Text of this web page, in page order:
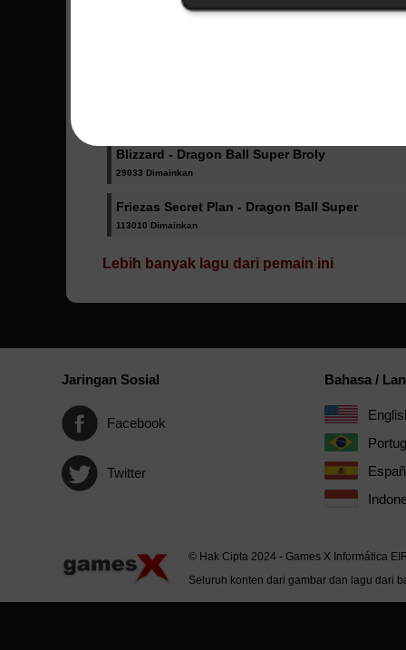
76300 Dimainkan
Blizzard - Dragon Ball Super Broly
29033 Dimainkan
Friezas Secret Plan - Dragon Ball Super
113010 Dimainkan
Lebih banyak lagu dari pemain ini
Jaringan Sosial
Facebook
Twitter
Bahasa /
© Hak Cipta 2024 - Games X Informática
Seluruh konten dari gambar dan lagu dari